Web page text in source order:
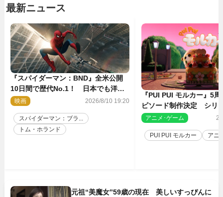
最新ニュース
『スパイダーマン：BND』全米公開
10日間で歴代No.1！ 日本でも洋画
実写最速で興収30億円突破
映画 2026/8/10 19:20
スパイダーマン：ブラ...
トム・ホランド
『PUI PUI モルカー』5
ピソード制作決定 シリ
親・見里朝希監督が復帰
アニメ･ゲーム
PUI PUI モルカー アニ
元祖“美魔女”59歳の現在 美しいすっぴんに